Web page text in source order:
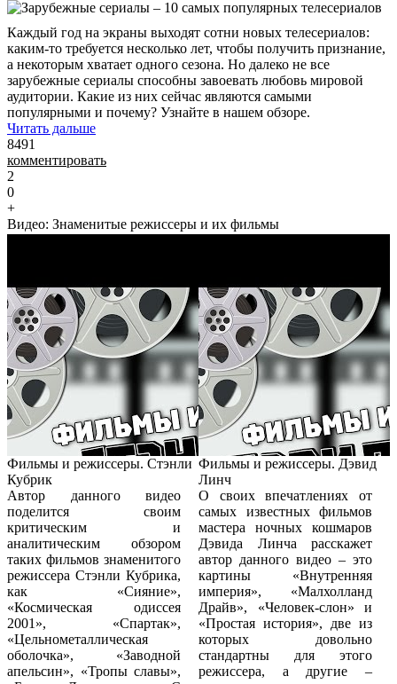
Каждый год на экраны выходят сотни новых телесериалов:
каким-то требуется несколько лет, чтобы получить признание,
а некоторым хватает одного сезона. Но далеко не все
зарубежные сериалы способны завоевать любовь мировой
аудитории. Какие из них сейчас являются самыми
популярными и почему? Узнайте в нашем обзоре.
Читать дальше
8491
комментировать
2
0
+
Видео: Знаменитые режиссеры и их фильмы
Фильмы и режиссеры. Стэнли
Кубрик
Автор данного видео
поделится своим
критическим и
аналитическим обзором
таких фильмов знаменитого
режиссера Стэнли Кубрика,
как «Сияние»,
«Космическая одиссея
2001», «Спартак»,
«Цельнометаллическая
оболочка», «Заводной
апельсин», «Тропы славы»,
Фильмы и режиссеры. Дэвид
Линч
О своих впечатлениях от
самых известных фильмов
мастера ночных кошмаров
Дэвида Линча расскажет
автор данного видео – это
картины «Внутренняя
империя», «Малхолланд
Драйв», «Человек-слон» и
«Простая история», две из
которых довольно
стандартны для этого
режиссера, а другие –